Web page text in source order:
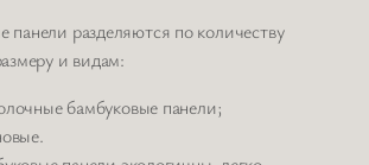
панели разделяются по количеству
и видам:
бамбуковые панели;